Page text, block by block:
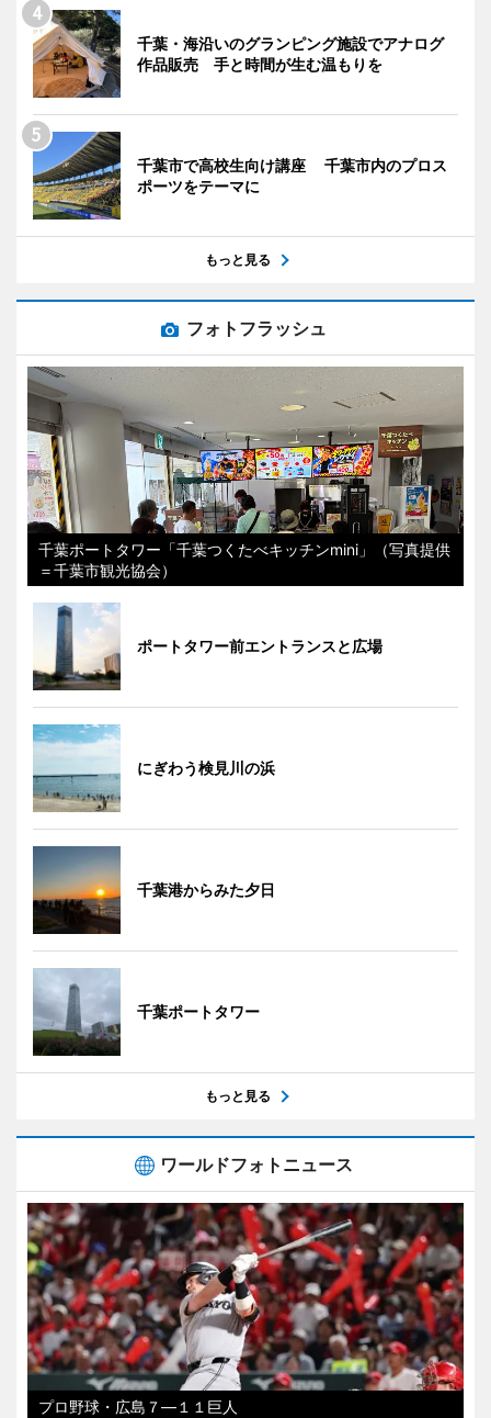
千葉・海沿いのグランピング施設でアナログ
作品販売 手と時間が生む温もりを
千葉市で高校生向け講座 千葉市内のプロス
ポーツをテーマに
もっと見る
フォトフラッシュ
千葉ポートタワー「千葉つくたべキッチンmini」（写真提供
＝千葉市観光協会）
ポートタワー前エントランスと広場
にぎわう検見川の浜
千葉港からみた夕日
千葉ポートタワー
もっと見る
ワールドフォトニュース
プロ野球・広島７―１１巨人